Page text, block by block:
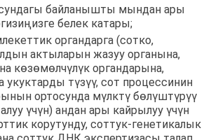
байланышты мындан ары
белек катары;
органдарга (сотко,
актыларын жазуу органына,
көзөмөлчүлүк органдарына,
укуктарды түзүү, сот процессинин
ортосунда мүлктү бөлүштүрүү
үчүн) андан ары кайрылуу үчүн
корутунду, соттук-генетикалык